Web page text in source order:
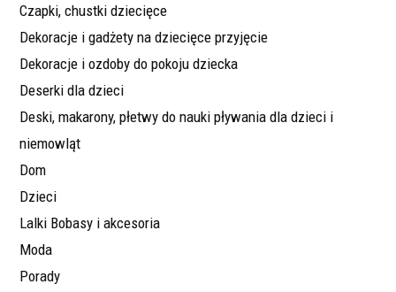
Czapki, chustki dziecięce
Dekoracje i gadżety na dziecięce przyjęcie
Dekoracje i ozdoby do pokoju dziecka
Deserki dla dzieci
Deski, makarony, płetwy do nauki pływania dla dzieci i
niemowląt
Dom
Dzieci
Lalki Bobasy i akcesoria
Moda
Porady